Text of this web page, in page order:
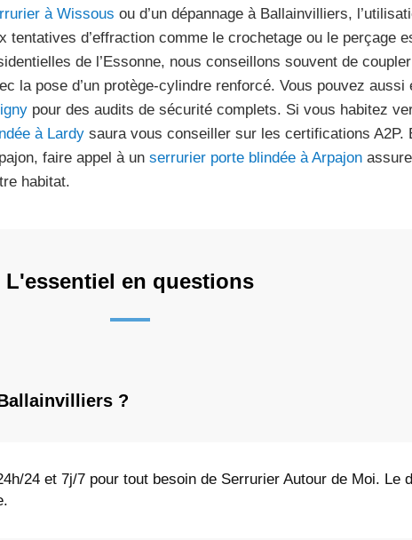
à Wissous ou d’un dépannage à Ballainvilliers,
tentatives d’effraction comme le crochetage ou le perçage
de l’Essonne, nous conseillons souvent de
la pose d’un protège-cylindre renforcé. Vous pouvez
pour des audits de sécurité complets. Si vous habitez
à Lardysaura vous conseiller sur les certifications A2P.
faire appel à un serrurier porte blindée à Arpajonassure
habitat.
L'essentiel en questions
?
24 et 7j/7 pour tout besoin de Serrurier Autour de Moi. Le